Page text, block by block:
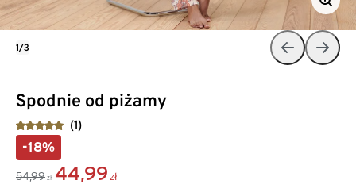
Spodnie od piżamy
(1)
-18%
54,99 zł 44,99 zł
1/3